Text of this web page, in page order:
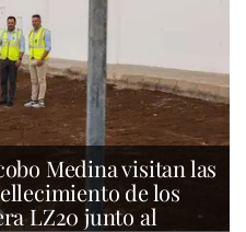
Medina visitan las
de los
LZ20 junto al